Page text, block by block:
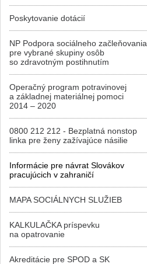
Poskytovanie dotácií
NP Podpora sociálneho začleňovania
pre vybrané skupiny osôb
so zdravotným postihnutím
Operačný program potravinovej
a základnej materiálnej pomoci
2014 – 2020
0800 212 212 - Bezplatná nonstop
linka pre ženy zažívajúce násilie
Informácie pre návrat Slovákov
pracujúcich v zahraničí
MAPA SOCIÁLNYCH SLUŽIEB
KALKULAČKA príspevku
na opatrovanie
Akreditácie pre SPOD a SK